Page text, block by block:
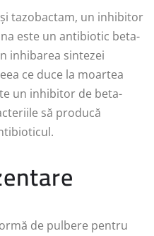
tazobactam, un inhibitor
este un antibiotic beta-
inhibarea sintezei
ce duce la moartea
un inhibitor de beta-
să producă
de pulbere pentru